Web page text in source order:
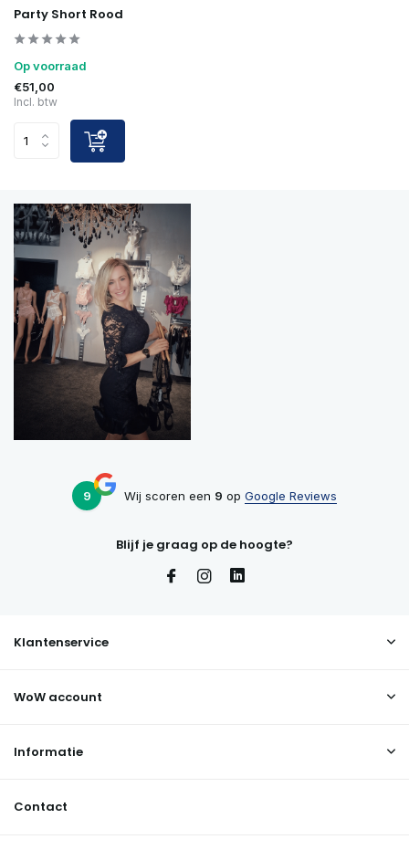
Party Short Rood
Op voorraad
€51,00
Incl. btw
9 Wij scoren een 9 op Google Reviews
Blijf je graag op de hoogte?
Klantenservice
WoW account
Informatie
Contact